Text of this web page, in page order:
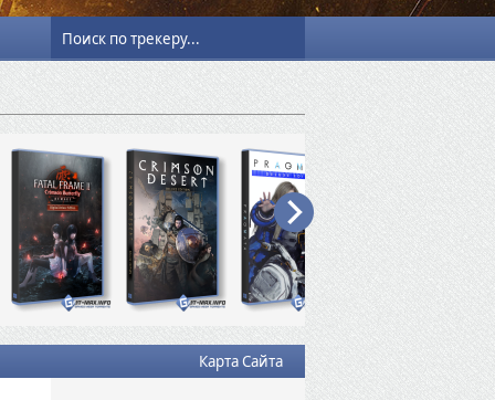
Карта Сайта